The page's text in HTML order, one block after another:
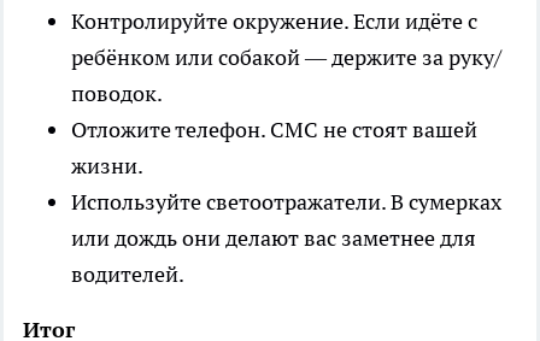
Контролируйте окружение. Если идёте с
ребёнком или собакой — держите за руку/
поводок.
Отложите телефон. СМС не стоят вашей
жизни.
Используйте светоотражатели. В сумерках
или дождь они делают вас заметнее для
водителей.
Итог